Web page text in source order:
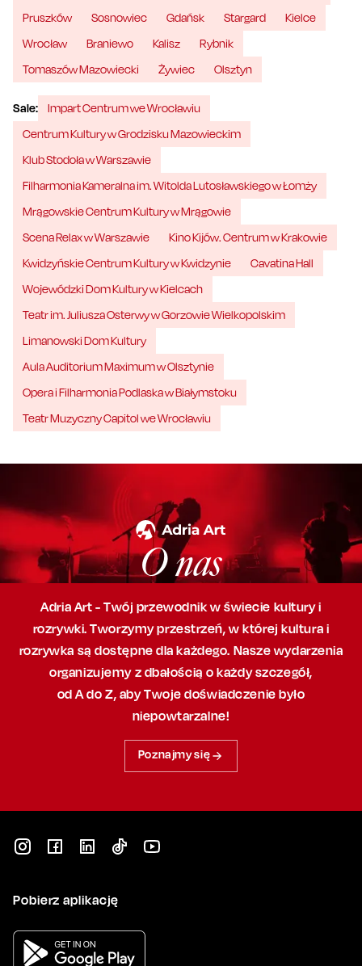
Pruszków
Sosnowiec Gdańsk Stargard
Kielce
Wrocław
Braniewo Kalisz
Rybnik
Tomaszów Mazowiecki
Żywiec Olsztyn
Sale:
Impart Centrum we Wrocławiu
Centrum Kultury w Grodzisku Mazowieckim
Klub Stodoła w Warszawie
Filharmonia Kameralna im. Witolda Lutosławskiego w Łomży
Mrągowskie Centrum Kultury w Mrągowie
Scena Relax w Warszawie
Kino Kijów. Centrum w Krakowie
Kwidzyńskie Centrum Kultury w Kwidzynie
Cavatina Hall
Wojewódzki Dom Kultury w Kielcach
Teatr im. Juliusza Osterwy w Gorzowie Wielkopolskim
Limanowski Dom Kultury
Aula Auditorium Maximum w Olsztynie
Opera i Filharmonia Podlaska w Białymstoku
Teatr Muzyczny Capitol we Wrocławiu
O nas
Adria Art - Twój przewodnik w świecie kultury i
rozrywki. Tworzymy przestrzeń,w której kultura i
rozrywka są dostępne dla każdego. Nasze wydarzenia
organizujemy z dbałością o każdy szczegół,
od A do Z, abyTwoje doświadczenie było
niepowtarzalne!
Poznajmy się
Pobierz aplikację